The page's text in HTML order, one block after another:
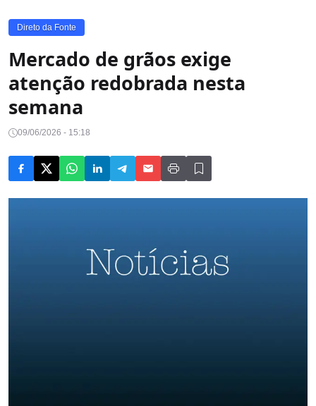
Direto da Fonte
Mercado de grãos exige
atenção redobrada nesta
semana
09/06/2026 - 15:18